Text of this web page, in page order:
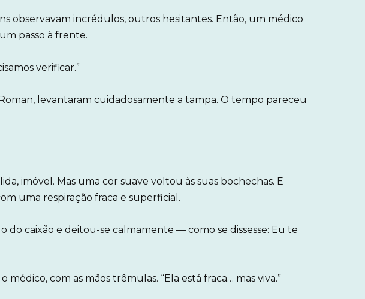
observavam incrédulos, outros hesitantes. Então, um médico
passo à frente.
verificar.”
levantaram cuidadosamente a tampa. O tempo pareceu
imóvel. Mas uma cor suave voltou às suas bochechas. E
uma respiração fraca e superficial.
do caixão e deitou-se calmamente — como se dissesse: Eu te
médico, com as mãos trêmulas. “Ela está fraca… mas viva.”